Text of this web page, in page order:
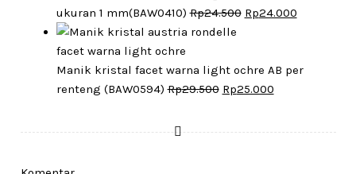
ukuran 1 mm(BAW0410) Rp24.500 Original
Rp24.500.
Rp24.000Current
Rp24.000.
Manik kristal facet warna light ochre AB per
renteng (BAW0594) Rp29.500 Original
Rp25.000Current